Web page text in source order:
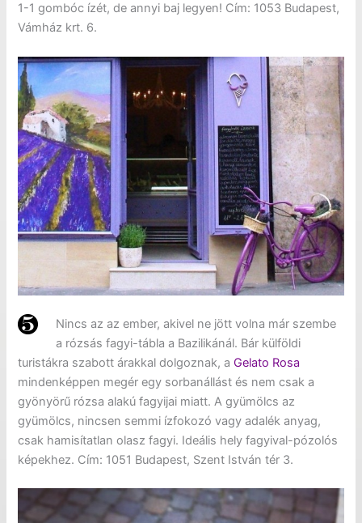
1-1 gombóc ízét, de annyi baj legyen! Cím: 1053 Budapest,
Vámház krt. 6.
Nincs az az ember, akivel ne jött volna már szembe
a rózsás fagyi-tábla a Bazilikánál. Bár külföldi
turistákra szabott árakkal dolgoznak, aGelato Rosa
mindenképpen megér egy sorbanállást és nem csak a
gyönyörű rózsa alakú fagyijai miatt. A gyümölcs az
gyümölcs, nincsen semmi ízfokozó vagy adalék anyag,
csak hamisítatlan olasz fagyi. Ideális hely fagyival-pózolós
képekhez. Cím: 1051 Budapest, Szent István tér 3.